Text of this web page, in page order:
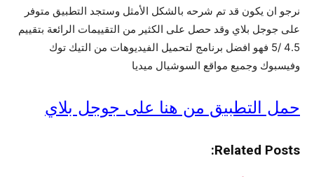
نرجو ان يكون قد تم شرحه بالشكل الأمثل وستجد التطبيق متوفر
على جوجل بلاي وقد حصل على الكثير من التقييمات الرائعة بتقييم
4.5 /5 فهو افضل برنامج لتحميل الفيديوهات من التيك توك
وفيسبوك وجميع مواقع السوشيال ميديا
حمل التطبيق من هنا على جوجل بلاي
Related Posts: